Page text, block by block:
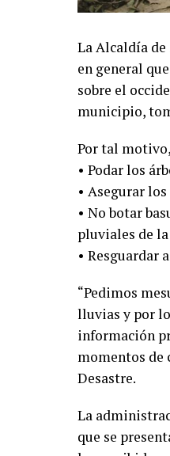
La Alcaldía de
en general
sobre el
municipio,
Por tal
• Podar los
• Asegurar
• No botar
pluviales de
• Resguardar
“Pedimos
lluvias y por
información
momentos de
Desastre.
La
que se